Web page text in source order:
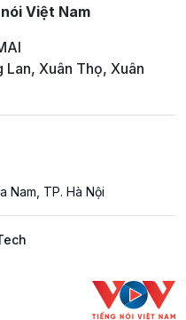
Việt Nam
Xuân Thọ, Xuân
Nam, TP. Hà Nội